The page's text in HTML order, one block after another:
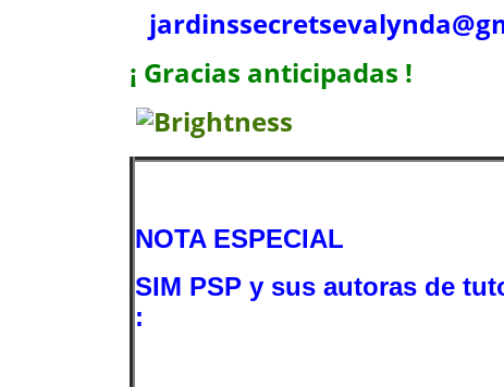
jardinssecretse
¡ Gracias anticipadas !
NOTA ESPECIAL
SIM PSP y sus autoras de
: